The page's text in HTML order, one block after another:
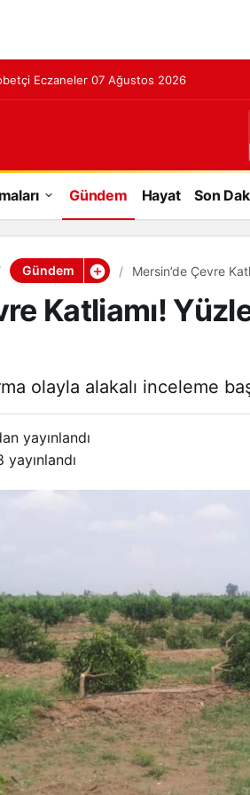
Eczaneler 07 Ağustos 2026
Gündem Hayat Son
Gündem Mersin’de Çevre
Katliamı!
olayla alakalı inceleme
yayınlandı
yayınlandı